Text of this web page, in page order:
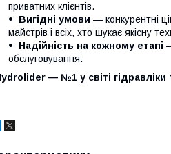
приватних клієнтів.
Вигідні умови — конкурентні
майстрів і всіх, хто шукає якісну
Надійність на кожному етапі
обслуговування.
— №1 у світі гідравліки